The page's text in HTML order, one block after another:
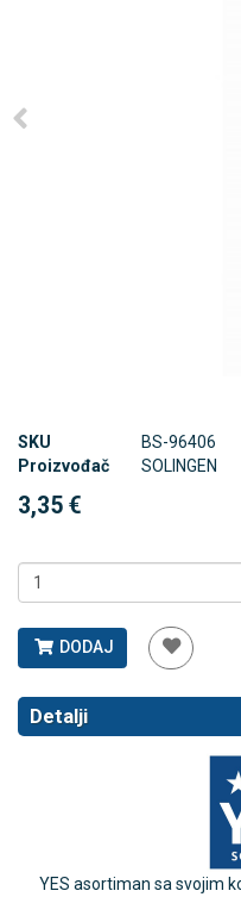
SKU
BS-96406
Proizvođač
SOLINGEN
3,35 €
DODAJ
Detalji
YES asortiman sa svojim